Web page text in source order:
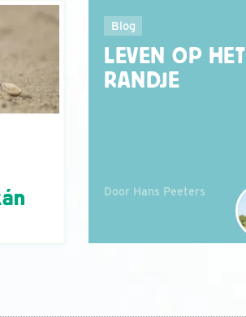
Blog
LEVEN OP HET
RANDJE
Door Hans Peeters